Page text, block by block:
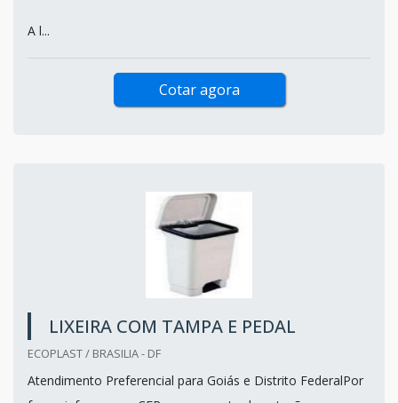
A l...
Cotar agora
LIXEIRA COM TAMPA E PEDAL
ECOPLAST / BRASILIA - DF
Atendimento Preferencial para Goiás e Distrito FederalPor